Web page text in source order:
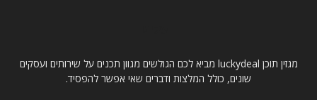
מגזין תוכן luckydeal מביא לכם הגולשים מגוון תכנים על שירותים ועסקים
שונים, כולל המלצות ודברים שאי אפשר להפסיד.